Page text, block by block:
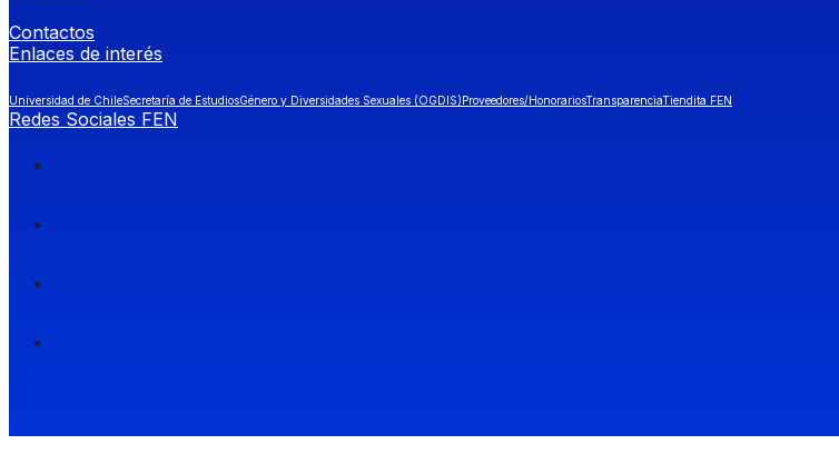
Contactos
Enlaces de interés
Universidad de ChileSecretaría de EstudiosGénero y Diversidades Sexuales (OGDIS)Proveedores/HonorariosTransparenciaTiendita FEN
Redes Sociales FEN